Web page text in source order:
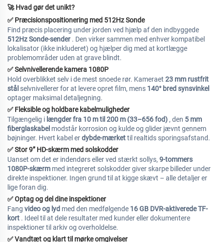
🚀 Hvad gør det unikt?
✅ Præcisionspositionering med 512Hz Sonde
Find præcis placering under jorden ved hjælp af den indbyggede
512Hz Sonde-sender . Den virker sammen med enhver kompatibel
lokalisator (ikke inkluderet) og hjælper dig med at kortlægge
problemområder uden at grave blindt.
✅Selvnivellerende kamera 1080P
Hold overblikket selv i de mest snoede rør. Kameraet 23 mm rustfrit
stål selvnivellerer for at levere opret film, mens 140° bred synsvinkel
optager maksimal detaljegning.
✅ Fleksible og holdbare kabelmuligheder
Tilgængelig i længder fra 10 m til 200 m (33–656 fod), den 5 mm
fiberglaskabel modstår korrosion og kulde og glider jævnt gennem
bøjninger. Hvert kabel erdybde-mærkettil realtids sporingsafstand.
✅Stor 9” HD-skærm med solskodder
Uanset om det er indendørs eller ved stærkt sollys, 9-tommers
1080P-skærm med integreret solskodder giver skarpe billeder under
direkte inspektioner. Ingen grund til at kigge skævt – alle detaljer er
lige foran dig.
✅Optag og del dine inspektioner
Fang video og lyd med den medfølgende 16 GB DVR-aktiverede TF-
kort . Ideel til at dele resultater med kunder eller dokumentere
inspektioner til arkiv og overholdelse.
✅Vandtæt og klart til mørke omgivelser